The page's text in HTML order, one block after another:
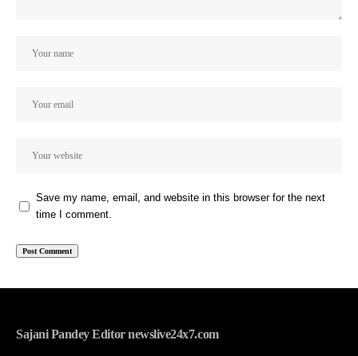
Save my name, email, and website in this browser for the next
time I comment.
Sajani Pandey Editor newslive24x7.com